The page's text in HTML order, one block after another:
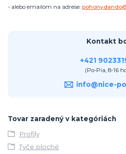
- alebo emailom na adrese:
Kontakt
+421
(Po-Pia, 8-16
info@nice-
Tovar zaradený v kategóriách
Profily
Tyče ploché